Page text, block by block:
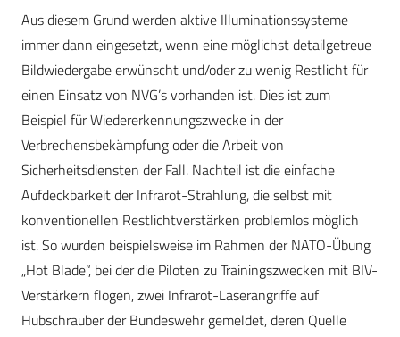
Aus diesem Grund werden aktive Illuminationssysteme
immer dann eingesetzt, wenn eine möglichst detailgetreue
Bildwiedergabe erwünscht und/oder zu wenig Restlicht für
einen Einsatz von NVG’s vorhanden ist. Dies ist zum
Beispiel für Wiedererkennungszwecke in der
Verbrechensbekämpfung oder die Arbeit von
Sicherheitsdiensten der Fall. Nachteil ist die einfache
Aufdeckbarkeit der Infrarot-Strahlung, die selbst mit
konventionellen Restlichtverstärken problemlos möglich
ist. So wurden beispielsweise im Rahmen der NATO-Übung
„Hot Blade“, bei der die Piloten zu Trainingszwecken mit BIV-
Verstärkern flogen, zwei Infrarot-Laserangriffe auf
Hubschrauber der Bundeswehr gemeldet, deren Quelle